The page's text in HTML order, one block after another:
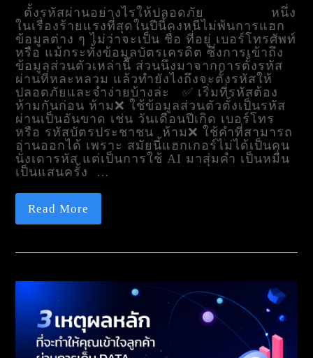
ตั้งรหัสผ่านอย่างไรให้ปลอดภัย หนึ่ง
ในเรื่องร้ายแรงที่สุดในปีนี้คงหนีไม่พ้นการแฮก
ข้อมูลต่าง ๆ ไม่ว่าจะเป็น ชื่อ ที่อยู่ เบอร์โทรศัพท์
หรือ แม้กระทั้งข้อมูลบัตรเครดิต ซึ่งการเข้าถึง
ข้อมูลส่วนตัวเหล่านี้ ส่วนนึงมาจากการตั้งรหัส
ผ่านที่หละหลวม แล้วทำยังไงถึงจะตั้งรหัสให้
ปลอดภัยและจำง่ายบ้างล่ะ ✅ เริ่มที่รหัสต้อง
ห้ามกันก่อน ห้าม❌ ใช้ข้อมูลส่วนตัวตั้งเป็นรหัส
ผ่านเป็นอันขาด เช่น วันเดือนปีเกิด เบอร์โทร
หรือ รหัสบัตรประชาชน ห้าม❌ ใช้คำที่สามารถ
อ่านออกได้ เพราะ สมัยนี้แฮกเกอร์ไม่ได้เป็นคน
นั่งเดารหัส แต่เป็นการใช้ AI มาสุ่มคำ เป็นหมื่น
เป็นแสนครั้ง …
Read More